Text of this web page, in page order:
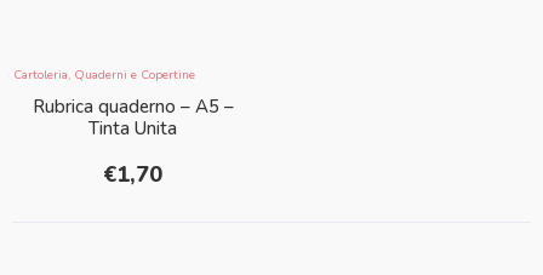
Cartoleria, Quaderni e Copertine
Rubrica quaderno – A5 –
Tinta Unita
€1,70